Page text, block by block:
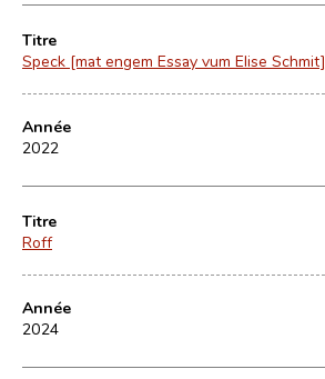
Titre
Speck [mat engem Essay vum Elise Schmit]
Année
2022
Titre
Roff
Année
2024